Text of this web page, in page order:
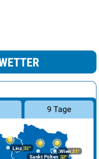
9 Tage
Linz32°
Wien 31°
Sankt Pölten 32°